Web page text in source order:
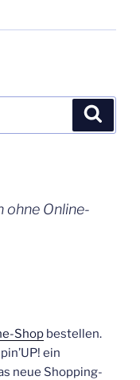
ohne Online-
Shop bestellen.
ein
neue Shopping-